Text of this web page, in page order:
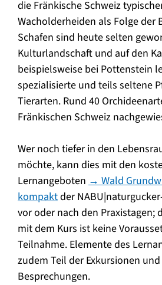
die Fränkische Schweiz
Wacholderheiden als Folge der
Schafen sind heute selten
Kulturlandschaft und auf den
beispielsweise bei Pottenstein
spezialisierte und teils seltene
Tierarten. Rund 40
Fränkischen Schweiz
Wer noch tiefer in den
möchte, kann dies mit den
Lernangeboten → Wald
kompaktder
vor oder nach den Praxistagen;
mit dem Kurs ist keine
Teilnahme. Elemente des
zudem Teil der Exkursionen
Besprechungen.